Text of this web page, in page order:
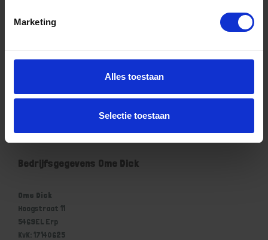
Marketing
Alles toestaan
Selectie toestaan
Klantenservice Ome Dick
Winkelwagen
Bedrijfsgegevens Ome Dick
Ome Dick
Hoogstraat 11
5469EL Erp
KvK: 17140625